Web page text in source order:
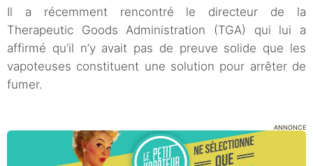
Il a récemment rencontré le directeur de la
Therapeutic Goods Administration (TGA) qui lui a
affirmé qu’il n’y avait pas de preuve solide que les
vapoteuses constituent une solution pour arrêter de
fumer.
ANNONCE